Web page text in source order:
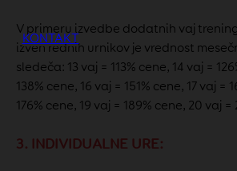
KONTAKT
V primeru izvedbe dodatnih vaj
izven rednih urnikov je vrednost
sledeča: 13 vaj = 113% cene, 14 vaj =
138% cene, 16 vaj = 151% cene, 17 vaj =
176% cene, 19 vaj = 189% cene, 20 vaj
3. INDIVIDUALNE URE: